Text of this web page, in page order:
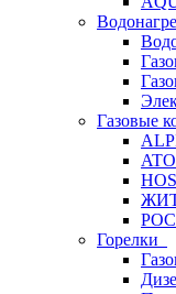
Газовые
Горелки